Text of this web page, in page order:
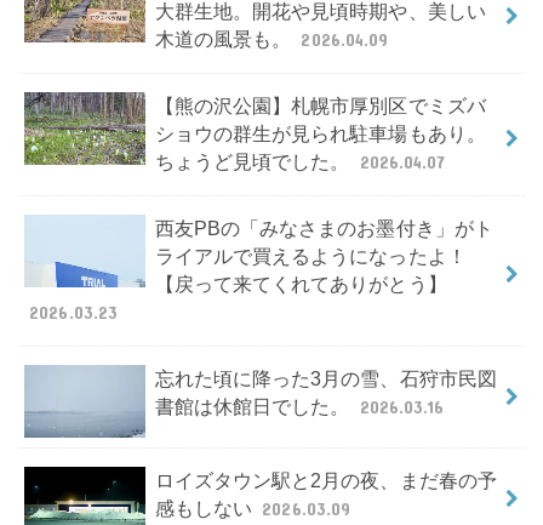
大群生地。開花や見頃時期や、美しい
木道の風景も。
2026.04.09
【熊の沢公園】札幌市厚別区でミズバ
ショウの群生が見られ駐車場もあり。
ちょうど見頃でした。
2026.04.07
西友PBの「みなさまのお墨付き」がト
ライアルで買えるようになったよ！
【戻って来てくれてありがとう】
2026.03.23
忘れた頃に降った3月の雪、石狩市民図
書館は休館日でした。
2026.03.16
ロイズタウン駅と2月の夜、まだ春の予
感もしない 2026.03.09